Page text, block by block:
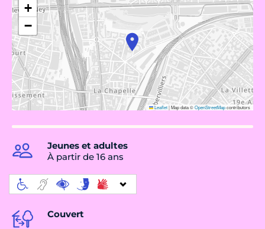
+
−
Leaflet|Map data ©OpenStreetMapcontributors
Jeunes et adultes
À partir de 16 ans
Couvert